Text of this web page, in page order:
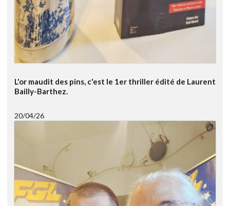
L'or maudit des pins, c'est le 1er thriller édité de Laurent
Bailly-Barthez.
20/04/26